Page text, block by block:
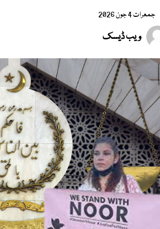
جمعرات 4 جون 2026
ویب ڈیسک